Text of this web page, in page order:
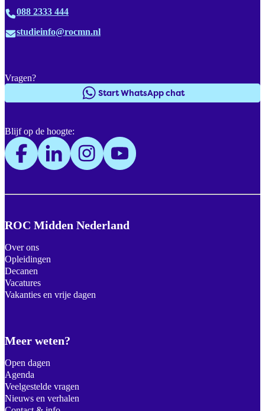
088 2333 444
studieinfo@rocmn.nl
ROC Midden Nederland
Over ons
Opleidingen
Decanen
Vacatures
Vakanties en vrije dagen
Meer weten?
Open dagen
Agenda
Veelgestelde vragen
Nieuws en verhalen
Vragen?
Start WhatsApp chat
Blijf op de hoogte: